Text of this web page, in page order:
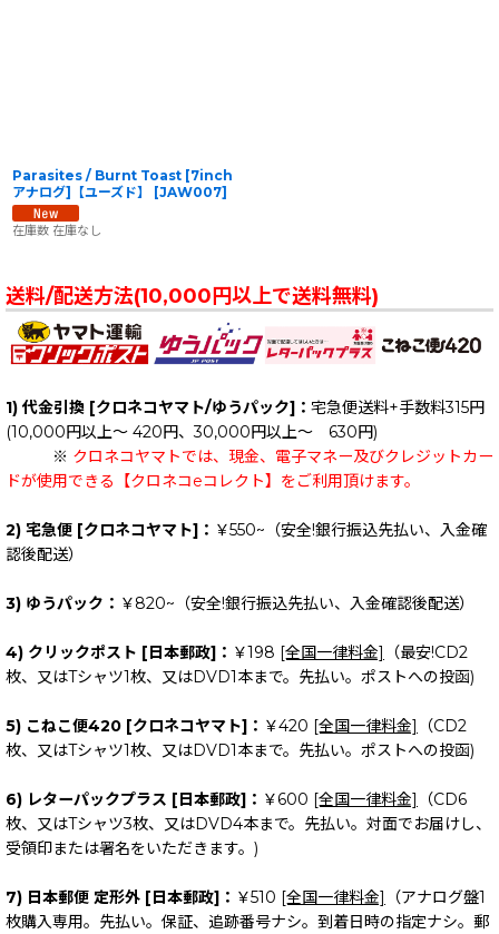
Parasites / Burnt Toast [7inch
アナログ]【ユーズド】
[JAW007]
在庫数 在庫なし
送料/配送方法(10,000円以上で送料無料)
1) 代金引換 [クロネコヤマト/ゆうパック]： 宅急便送料+手数料315円
(10,000円以上～ 420円、30,000円以上～ 630円)
※ クロネコヤマトでは、現金、電子マネー及びクレジットカー
ドが使用できる【クロネコeコレクト】をご利用頂けます。
2) 宅急便 [クロネコヤマト]： ￥550~（安全!銀行振込先払い、入金確
認後配送）
3) ゆうパック： ￥820~（安全!銀行振込先払い、入金確認後配送）
4) クリックポスト [日本郵政]： ￥198 [全国一律料金]
（最安!CD2
枚、又はTシャツ1枚、又はDVD1本まで。先払い。ポストへの投函)
5) こねこ便420 [クロネコヤマト]： ￥420 [全国一律料金]
（CD2
枚、又はTシャツ1枚、又はDVD1本まで。先払い。ポストへの投函)
6) レターパックプラス [日本郵政]： ￥600 [全国一律料金]
（CD6
枚、又はTシャツ3枚、又はDVD4本まで。先払い。対面でお届けし、
受領印または署名をいただきます。)
7) 日本郵便 定形外 [日本郵政]： ￥510 [全国一律料金]
（アナログ盤1
枚購入専用。先払い。保証、追跡番号ナシ。到着日時の指定ナシ。郵